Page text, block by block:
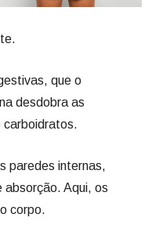
que o
desdobra as
carboidratos.
paredes internas,
absorção. Aqui, os
corpo.